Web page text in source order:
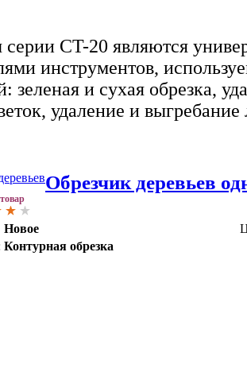
CT-20 являются
инструментов,
зеленая и сухая обрезка,
удаление и выгребание
Обрезчик деревьев
Новое
Контурная обрезка